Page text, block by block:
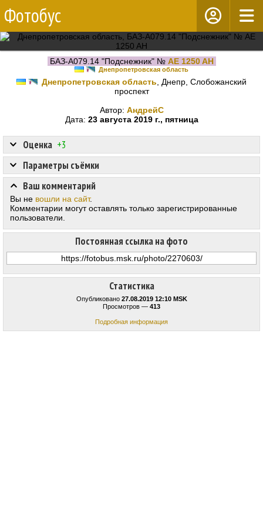
Фотобус
БАЗ-А079.14 "Подснежник" № AE 1250 AH
Днепропетровская область
Днепропетровская область , Днепр, Слобожанский
проспект
Автор: АндрейС
Дата: 23 августа 2019 г., пятница
Статистика
Опубликовано 27.08.2019 12:10 MSK
Просмотров — 413
Подробная информация
Оценка +3
Постоянная ссылка на фото
Параметры съёмки
Ваш комментарий
Вы не вошли на сайт.
Комментарии могут оставлять только зарегистрированные
пользователи.